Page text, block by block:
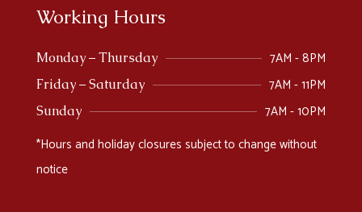
Working Hours
Monday – Thursday 7AM - 8PM
Friday – Saturday 7AM - 11PM
Sunday
7AM - 10PM
*Hours and holiday closures subject to change without
notice